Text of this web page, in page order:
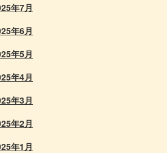
年7月
年6月
年5月
年4月
年3月
年2月
年1月